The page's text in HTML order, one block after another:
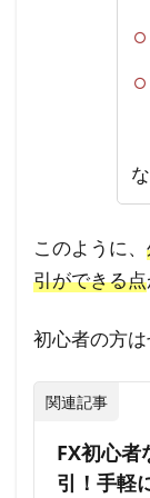
このように、
引ができる点
初心者の方は
関連記事
FX初心者
引！手軽